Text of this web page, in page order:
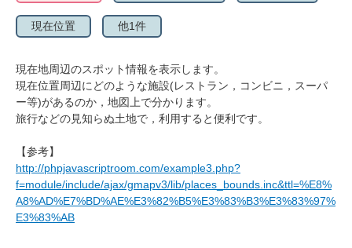
現在位置 他1件
現在地周辺のスポット情報を表示します。
現在位置周辺にどのような施設(レストラン，コンビニ，スーパ
ー等)があるのか，地図上で分かります。
旅行などの見知らぬ土地で，利用すると便利です。
【参考】
http://phpjavascriptroom.com/example3.php?
f=module/include/ajax/gmapv3/lib/places_bounds.inc&ttl=%E8%
A8%AD%E7%BD%AE%E3%82%B5%E3%83%B3%E3%83%97%
E3%83%AB